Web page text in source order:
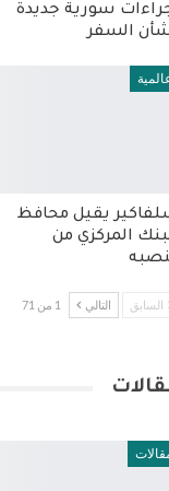
سورية جديدة
السفر
يقيل محافظ
المركزي من
السابق التالي 1 من 71